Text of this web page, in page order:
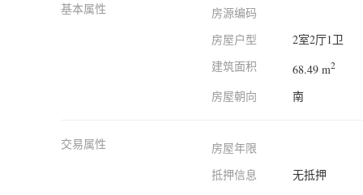
基本属性
房源编码
房屋户型
2室2厅1卫
建筑面积
68.49 m2
房屋朝向 南
交易属性
房屋年限
抵押信息
无抵押